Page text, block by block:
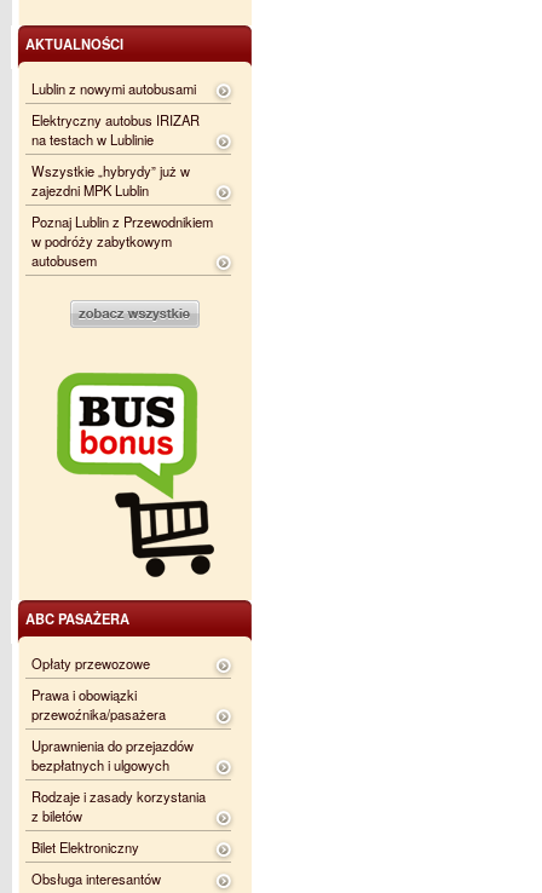
AKTUALNOŚCI
Lublin z nowymi autobusami
Elektryczny autobus IRIZAR
na testach w Lublinie
Wszystkie „hybrydy” już w
zajezdni MPK Lublin
Poznaj Lublin z Przewodnikiem
w podróży zabytkowym
autobusem
ABC PASAŻERA
Opłaty przewozowe
Prawa i obowiązki
przewoźnika/pasażera
Uprawnienia do przejazdów
bezpłatnych i ulgowych
Rodzaje i zasady korzystania
z biletów
Bilet Elektroniczny
Obsługa interesantów